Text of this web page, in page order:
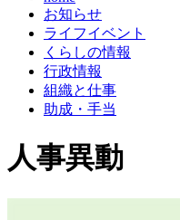
お知らせ
ライフイベント
くらしの情報
行政情報
組織と仕事
助成・手当
人事異動